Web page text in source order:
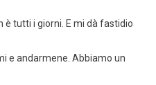
è tutti i giorni. E mi dà fastidio
e andarmene. Abbiamo un